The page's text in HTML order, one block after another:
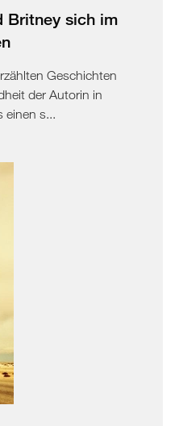
Britney sich im
Geschichten
der Autorin in
s...